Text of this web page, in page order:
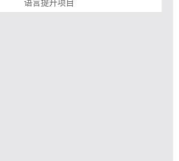
语言提升项目